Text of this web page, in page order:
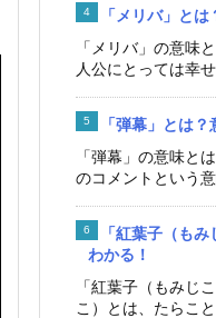
「メリバ」と
「メリバ」の意味
人公にとっては幸
「弾幕」とは
「弾幕」の意味と
のコメントという意
「紅葉子（も
わかる！
「紅葉子（もみじ
こ）とは、たらこ